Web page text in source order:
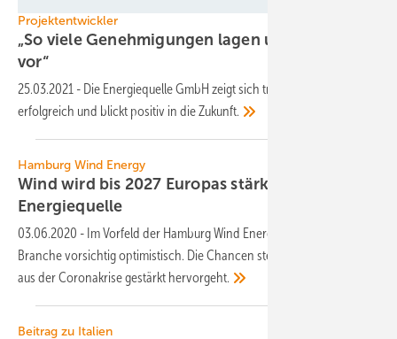
Projektentwickler
„So viele Genehmigungen lagen uns noch nie
vor“
25.03.2021 - Die Energiequelle GmbH zeigt sich trotz Corona
erfolgreich und blickt positiv in dieZukunft.
Hamburg Wind Energy
Wind wird bis 2027 Europas stärkste
Energiequelle
03.06.2020 - Im Vorfeld der Hamburg Wind Energy zeigt sich die
Branche vorsichtig optimistisch. Die Chancen stehen gut, dass Wind
aus der Coronakrise gestärkt hervorgeht.
Beitrag zu Italien